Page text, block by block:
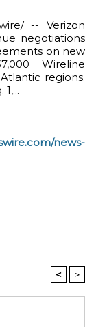
-- Verizon
negotiations
on new
Wireline
regions.
news-
< >